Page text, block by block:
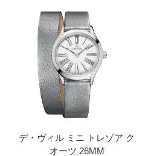
デ・ヴィル ミニ トレゾア ク
オーツ 26MM